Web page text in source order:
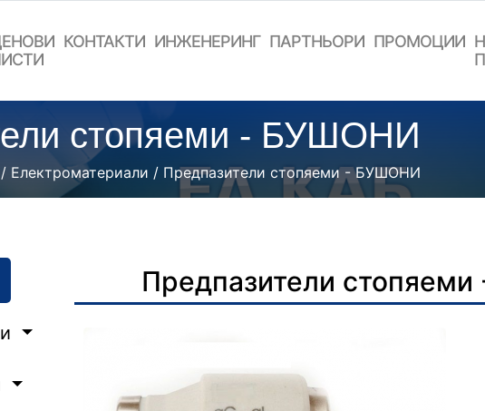
КОНТАКТИ ИНЖЕНЕРИНГ ПАРТНЬОРИ ПРОМОЦИИ
стопяеми - БУШОНИ
/ Електроматериали / Предпазители стопяеми - БУШОНИ
Предпазители